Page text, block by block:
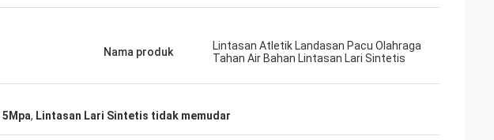
Nama produk
Lintasan Atletik Landasan Pacu Olahraga
Tahan Air Bahan Lintasan Lari Sintetis
5Mpa, Lintasan Lari Sintetis tidak memudar